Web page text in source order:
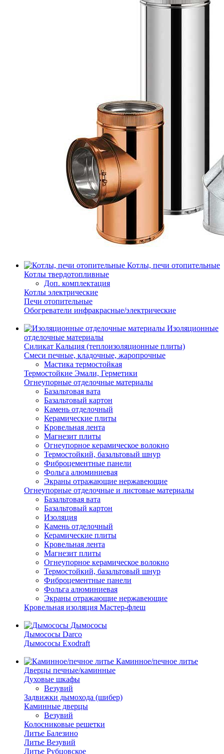
Котлы, печи отопительные
Котлы твердотопливные
Доп. комплектация
Котлы электрические
Печи отопительные
Обогреватели инфракрасные/электрические
Изоляционные
отделочные материалы
Силикат Кальция (теплоизоляционные плиты)
Смеси печные, кладочные, жаропрочные
Мастика термостойкая
Термостойкие Эмали, Герметики
Огнеупорные отделочные материалы
Базальтовая вата
Базальтовый картон
Камень отделочный
Керамические плиты
Кровельная лента
Магнезит плиты
Огнеупорное керамическое волокно
Термостойкий, базальтовый шнур
Фиброцементные панели
Фольга алюминиевая
Экраны отражающие нержавеющие
Огнеупорные отделочные и листовые материалы
Базальтовая вата
Базальтовый картон
Изоляция
Камень отделочный
Керамические плиты
Кровельная лента
Магнезит плиты
Огнеупорное керамическое волокно
Термостойкий, базальтовый шнур
Фиброцементные панели
Фольга алюминиевая
Экраны отражающие нержавеющие
Кровельная изоляция Мастер-флеш
Дымососы
Дымососы Darco
Дымососы Exodraft
Каминное/печное литье
Дверцы печные/каминные
Духовые шкафы
Везувий
Задвижки дымохода (шибер)
Каминные дверцы
Везувий
Колосниковые решетки
Литье Балезино
Литье Везувий
Литье Рубцовское